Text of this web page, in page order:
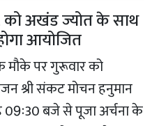
अखंड ज्योत के साथ
आयोजित
मौके पर गुरूवार को
श्री संकट मोचन हनुमान
09ः30 बजे से पूजा अर्चना के